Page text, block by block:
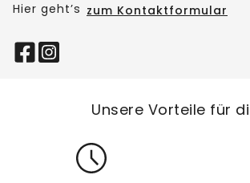
Hier geht’s zum Kontaktformular
Unsere Vorteile für